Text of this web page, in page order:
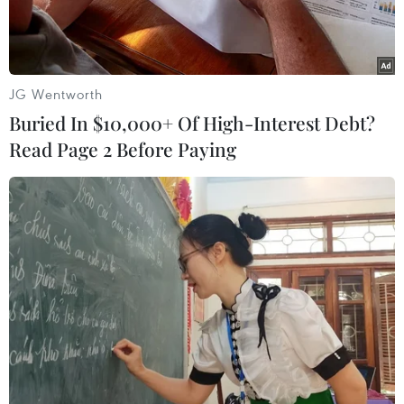
bàn Thủ đô.
Hà Nội kiến nghị sân bay Vùng Thủ đô là sân bay quốc tế. (Ảnh
minh họa. Nguồn: Xuân Quảng/Vietnam+)
Ủy ban Nhân dân thành phố Hà Nội vừa có văn
JG Wentworth
Buried In $10,000+ Of High-Interest Debt?
Read Page 2 Before Paying